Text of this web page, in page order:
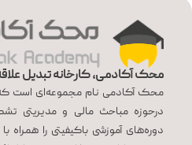
محک آکادمی، کارخانه تبدیل
محک آکادمی نام مجموعه‌ای است
درحوزه مباحث مالی و مدیریتی
دوره‌های آموزشی باکیفیتی را همراه